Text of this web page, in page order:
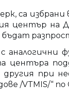
са
център
центъра
при
/VTMIS/“ по